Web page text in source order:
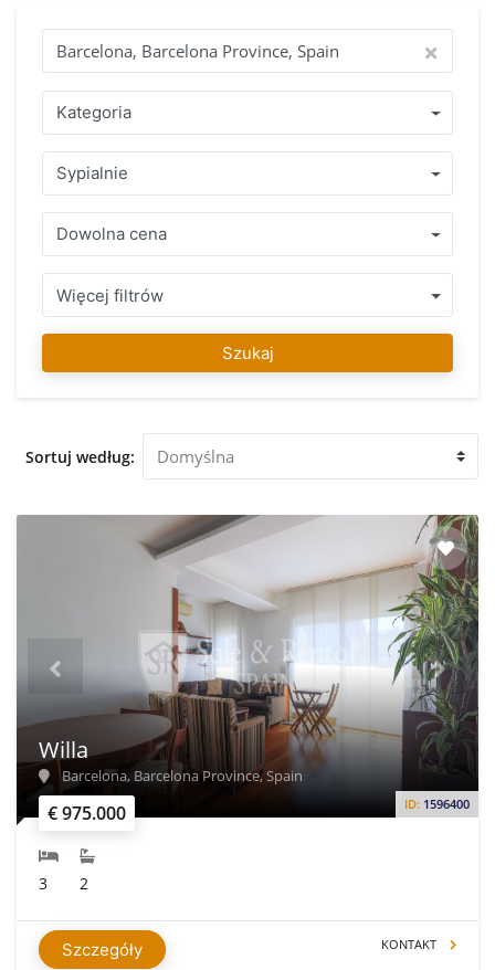
spokojem i jeden z naszych agentów moze sie z Toba
skontaktowac w każdej chwili, jeśli masz pytania.
Znalezienie Twojego wymarzonego domu to nasza pasja!
Dlaczego warto kupić poprzez IMMO Abroad? Skorzystaj z
ponad 15-letnegodo świadczenia z zespołem specjalistow,
którzy mówią w Twoim języku i swietnie znaja zasady i
reguły obowiązujące w kraju, w którym chcesz kupić swó
nieruchomość. Zakres zadbanych nieruchomość w
Barcelona, Barcelona Province, Spain lub w bezpośredniej
okolicy z uczciwą porada prfesjonalisty gwarantuje podjecie
prawidlowej decyzji. Po znalezieniu swojego ulubionego
nieruchomość można na nas liczyć aby zakupic posiadlos, w
trakcie calego procesu i także długo po tym, mozemy
Państwu pomóc w razie potrzeby. Nasz zespół IMMO
Abroad życzy dużo zabawy w znalezieniu swojego
Province, Spain aby doradzić i pomóc Ci oglądnac
nieruchomości który został przez Ciebie wybrany.
Kategoria
Sypialnie
Dowolna cena
Więcej filtrów
Szukaj
Sortuj według:
€ 975.000 ID: 1596400
Willa
Barcelona, Barcelona Province, Spain
3 2
Szczegóły KONTAKT